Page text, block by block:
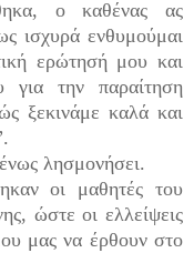
ο καθένας ας
ισχυρά ενθυμούμαι
ερώτησή μου και
για την παραίτηση
ξεκινάμε καλά και
λησμονήσει.
οι μαθητές του
ώστε οι ελλείψεις
μας να έρθουν στο